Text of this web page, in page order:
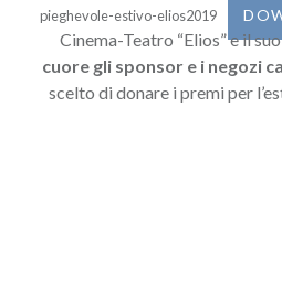
pieghevole-estivo-elios2019
Cinema-Teatro “Elios” e il
cuore gli sponsor e i negozi
scelto di donare i premi per